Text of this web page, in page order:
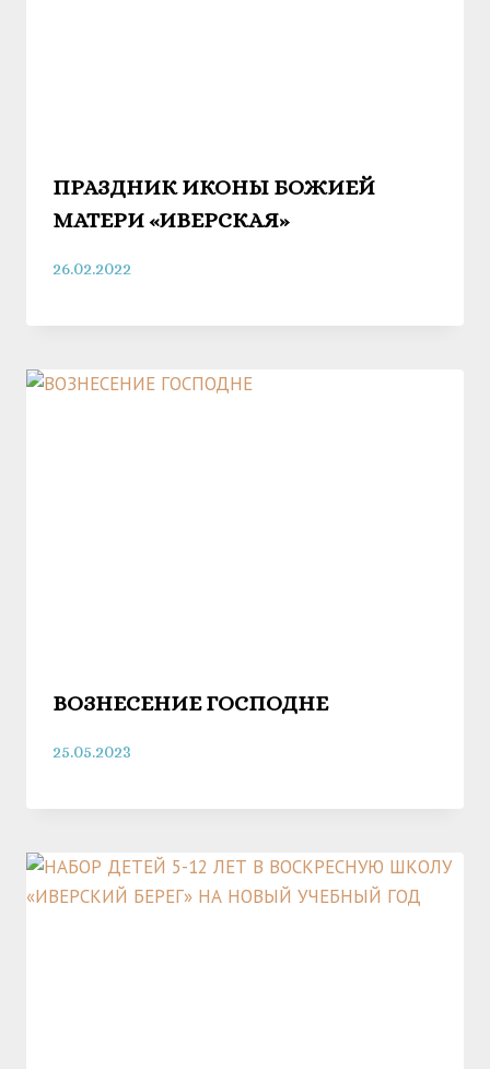
ПРАЗДНИК ИКОНЫ БОЖИЕЙ
МАТЕРИ «ИВЕРСКАЯ»
26.02.2022
ВОЗНЕСЕНИЕ ГОСПОДНЕ
25.05.2023